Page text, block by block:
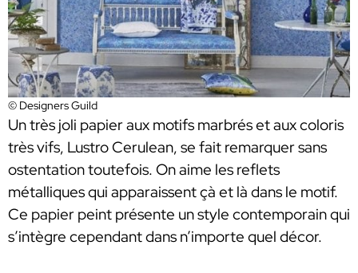
© Designers Guild
Un très joli papier aux motifs marbrés et aux coloris
très vifs, Lustro Cerulean, se fait remarquer sans
ostentation toutefois. On aime les reflets
métalliques qui apparaissent çà et là dans le motif.
Ce papier peint présente un style contemporain qui
s’intègre cependant dans n’importe quel décor.